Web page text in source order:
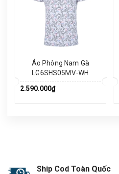
Áo Phông Nam Gà
LG6SHS05MV-WH
2.590.000₫
Ship Cod Toàn Quốc